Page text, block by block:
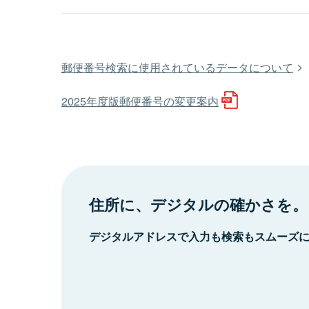
郵便番号検索に使用されているデータについて
2025年度版郵便番号の変更案内
住所に、デジタルの確かさを。
デジタルアドレスで入力も検索もスムーズ